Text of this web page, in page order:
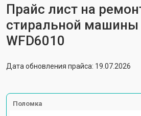
Прайс лист на
стиральной машины
WFD6010
Дата обновления прайса: 19.07.2026
Поломка